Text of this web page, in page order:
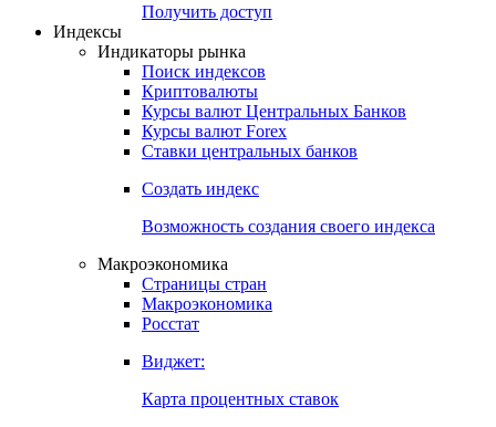
Получить доступ
Индексы
Индикаторы рынка
Поиск индексов
Криптовалюты
Курсы валют Центральных Банков
Курсы валют Forex
Ставки центральных банков
Создать индекс
Возможность создания своего индекса
Макроэкономика
Страницы стран
Макроэкономика
Росстат
Виджет:
Карта процентных ставок